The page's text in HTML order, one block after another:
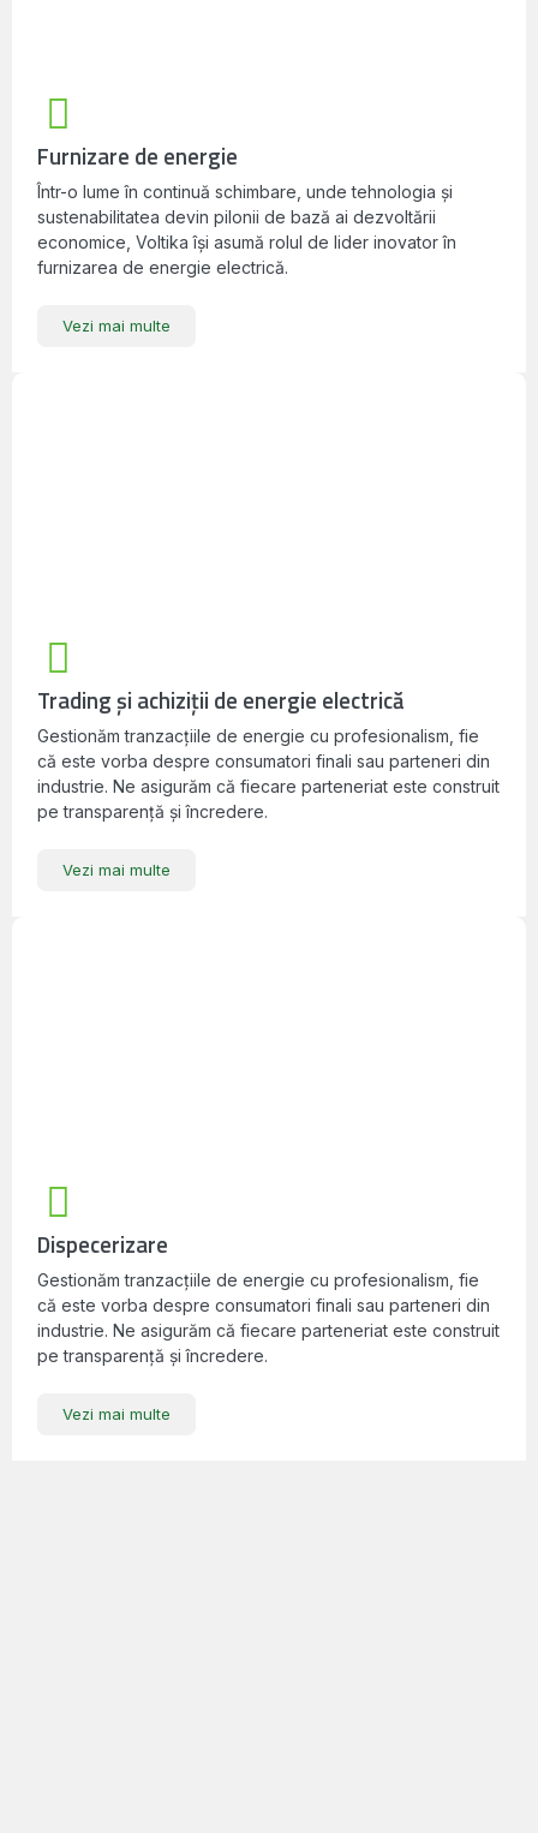
Furnizare de energie
Într-o lume în continuă schimbare, unde tehnologia și
sustenabilitatea devin pilonii de bază ai dezvoltării
economice, Voltika își asumă rolul de lider inovator în
furnizarea de energie electrică.
Vezi mai multe
Trading și achiziții de energie electrică
Gestionăm tranzacțiile de energie cu profesionalism, fie
că este vorba despre consumatori finali sau parteneri din
industrie. Ne asigurăm că fiecare parteneriat este construit
pe transparență și încredere.
Vezi mai multe
Dispecerizare
Gestionăm tranzacțiile de energie cu profesionalism, fie
că este vorba despre consumatori finali sau parteneri din
industrie. Ne asigurăm că fiecare parteneriat este construit
pe transparență și încredere.
Vezi mai multe